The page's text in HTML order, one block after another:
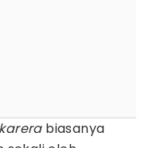
biasanya